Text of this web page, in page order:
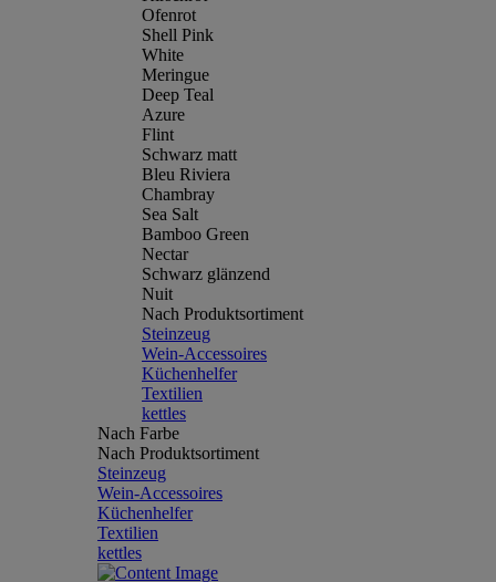
Ofenrot
Shell Pink
White
Meringue
Deep Teal
Azure
Flint
Schwarz matt
Bleu Riviera
Chambray
Sea Salt
Bamboo Green
Nectar
Schwarz glänzend
Nuit
Nach Produktsortiment
Steinzeug
Wein-Accessoires
Küchenhelfer
Textilien
kettles
Nach Farbe
Nach Produktsortiment
Steinzeug
Wein-Accessoires
Küchenhelfer
Textilien
kettles